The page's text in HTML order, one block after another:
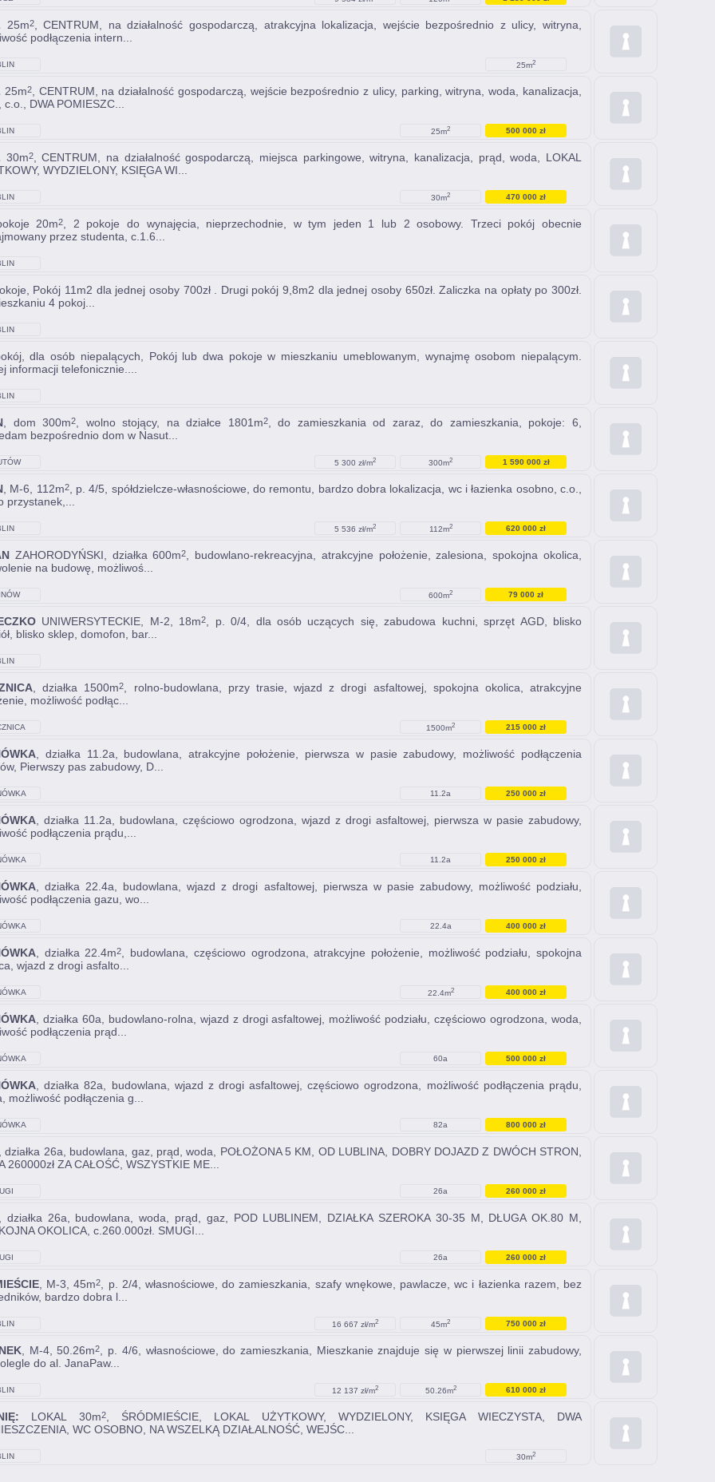
25m2, CENTRUM, na działalność gospodarczą, atrakcyjna lokalizacja, wejście bezpośrednio z ulicy, witryna,
podłączenia intern...
25m2
25m2, CENTRUM, na działalność gospodarczą, wejście bezpośrednio z ulicy, parking, witryna, woda, kanalizacja,
c.o., DWA POMIESZC...
500 000 zł
25m2
30m2, CENTRUM, na działalność gospodarczą, miejsca parkingowe, witryna, kanalizacja, prąd, woda, LOKAL
WYDZIELONY, KSIĘGA WI...
470 000 zł
30m2
20m2
, 2 pokoje do wynajęcia, nieprzechodnie, w tym jeden 1 lub 2 osobowy. Trzeci pokój obecnie
przez studenta, c.1.6...
Pokój 11m2 dla jednej osoby 700zł . Drugi pokój 9,8m2 dla jednej osoby 650zł. Zaliczka na opłaty po 300zł.
4 pokoj...
dla osób niepalących, Pokój lub dwa pokoje w mieszkaniu umeblowanym, wynajmę osobom niepalącym.
informacji telefonicznie....
, dom 300m2 , wolno stojący, na działce 1801m2, do zamieszkania od zaraz, do zamieszkania, pokoje: 6,
bezpośrednio dom w Nasut...
1 590 000 zł
300m2
5 300 zł/m2
, M-6, 112m2, p. 4/5, spółdzielcze-własnościowe, do remontu, bardzo dobra lokalizacja, wc i łazienka osobno, c.o.,
przystanek,...
620 000 zł
112m2
5 536 zł/m2
ZAHORODYŃSKI, działka 600m2
, budowlano-rekreacyjna, atrakcyjne położenie, zalesiona, spokojna okolica,
na budowę, możliwoś...
79 000 zł
600m2
UNIWERSYTECKIE, M-2, 18m2
, p. 0/4, dla osób uczących się, zabudowa kuchni, sprzęt AGD, blisko
blisko sklep, domofon, bar...
, działka 1500m2
, rolno-budowlana, przy trasie, wjazd z drogi asfaltowej, spokojna okolica, atrakcyjne
możliwość podłąc...
215 000 zł
1500m2
, działka 11.2a, budowlana, atrakcyjne położenie, pierwsza w pasie zabudowy, możliwość podłączenia
Pierwszy pas zabudowy, D...
250 000 zł
11.2a
, działka 11.2a, budowlana, częściowo ogrodzona, wjazd z drogi asfaltowej, pierwsza w pasie zabudowy,
podłączenia prądu,...
250 000 zł
11.2a
, działka 22.4a, budowlana, wjazd z drogi asfaltowej, pierwsza w pasie zabudowy, możliwość podziału,
podłączenia gazu, wo...
400 000 zł
22.4a
, działka 22.4m2
, budowlana, częściowo ogrodzona, atrakcyjne położenie, możliwość podziału, spokojna
wjazd z drogi asfalto...
400 000 zł
22.4m2
, działka 60a, budowlano-rolna, wjazd z drogi asfaltowej, możliwość podziału, częściowo ogrodzona, woda,
podłączenia prąd...
500 000 zł
60a
, działka 82a, budowlana, wjazd z drogi asfaltowej, częściowo ogrodzona, możliwość podłączenia prądu,
możliwość podłączenia g...
800 000 zł
82a
, działka 26a, budowlana, gaz, prąd, woda, POŁOŻONA 5 KM, OD LUBLINA, DOBRY DOJAZD Z DWÓCH STRON,
260000zł ZA CAŁOŚĆ, WSZYSTKIE ME...
260 000 zł
26a
, działka 26a, budowlana, woda, prąd, gaz, POD LUBLINEM, DZIAŁKA SZEROKA 30-35 M, DŁUGA OK.80 M,
OKOLICA, c.260.000zł. SMUGI...
260 000 zł
26a
, M-3, 45m2
, p. 2/4, własnościowe, do zamieszkania, szafy wnękowe, pawlacze, wc i łazienka razem, bez
bardzo dobra l...
750 000 zł
45m2
16 667 zł/m2
, M-4, 50.26m2
, p. 4/6, własnościowe, do zamieszkania, Mieszkanie znajduje się w pierwszej linii zabudowy,
do al. JanaPaw...
610 000 zł
50.26m2
12 137 zł/m2
LOKAL 30m2, ŚRÓDMIEŚCIE, LOKAL UŻYTKOWY, WYDZIELONY, KSIĘGA WIECZYSTA, DWA
WC OSOBNO, NA WSZELKĄ DZIAŁALNOŚĆ, WEJŚC...
30m2